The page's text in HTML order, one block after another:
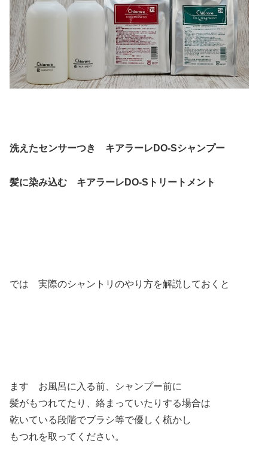
洗えたセンサーつき キアラーレDO-Sシャンプー
髪に染み込む キアラーレDO-Sトリートメント
では 実際のシャントリのやり方を解説しておくと
ます お風呂に入る前、シャンプー前に
髪がもつれてたり、絡まっていたりする場合は
乾いている段階でブラシ等で優しく梳かし
もつれを取ってください。